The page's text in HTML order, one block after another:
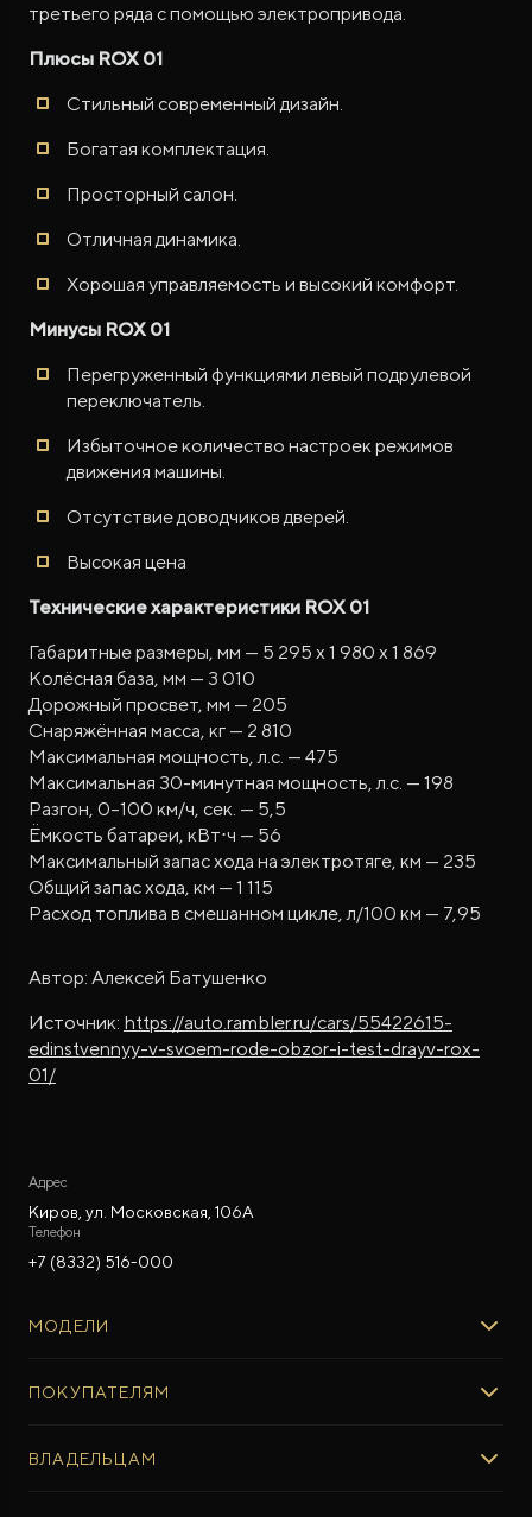
третьего ряда с помощью электропривода.
Плюсы ROX 01
Стильный современный дизайн.
Богатая комплектация.
Просторный салон.
Отличная динамика.
Хорошая управляемость и высокий комфорт.
Минусы ROX 01
Перегруженный функциями левый подрулевой
переключатель.
Избыточное количество настроек режимов
движения машины.
Отсутствие доводчиков дверей.
Высокая цена
Технические характеристики ROX 01
Габаритные размеры, мм — 5 295 x 1 980 x 1 869
Колёсная база, мм — 3 010
Дорожный просвет, мм — 205
Снаряжённая масса, кг — 2 810
Максимальная мощность, л.с. — 475
Максимальная 30-минутная мощность, л.с. — 198
Разгон, 0–100 км/ч, сек. — 5,5
Ёмкость батареи, кВт⋅ч — 56
Максимальный запас хода на электротяге, км — 235
Общий запас хода, км — 1 115
Расход топлива в смешанном цикле, л/100 км — 7,95
Автор: Алексей Батушенко
Источник: https://auto.rambler.ru/cars/55422615-
edinstvennyy-v-svoem-rode-obzor-i-test-drayv-rox-
01/
Адрес
Киров, ул. Московская, 106А
Телефон
+7 (8332) 516-000
МОДЕЛИ
ROX ADAMAS
ПОКУПАТЕЛЯМ
Авто в наличии
ВЛАДЕЛЬЦАМ